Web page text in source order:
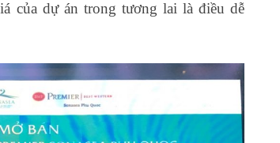
của dự án trong tương lai là điều dễ